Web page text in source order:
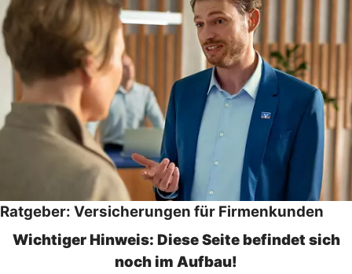
Ratgeber: Versicherungen für Firmenkunden
Wichtiger Hinweis: Diese Seite befindet sich
noch im Aufbau!